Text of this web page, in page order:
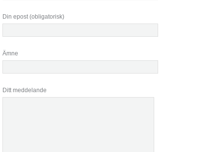
Din epost (obligatorisk)
Ämne
Ditt meddelande